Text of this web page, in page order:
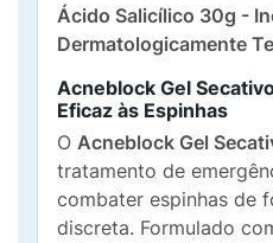
Ácido Salicílico 30g -
Dermatologicamente
Acneblock Gel
Eficaz às Espinhas
O Acneblock Gel
tratamento de
combater espinhas de
discreta. Formulado